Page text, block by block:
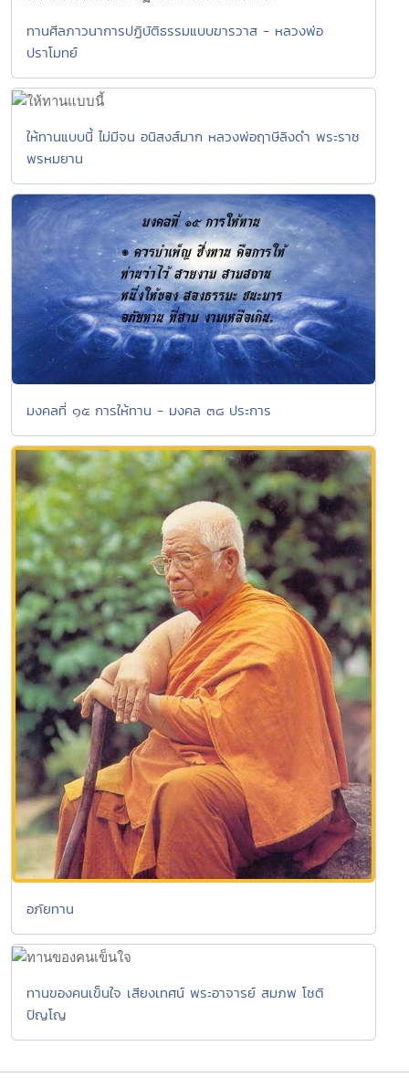
ทานศีลภาวนาการปฏิบัติธรรมแบบฆารวาส - หลวงพ่อ
ปราโมทย์
ให้ทานแบบนี้ ไม่มีจน อนิสงส์มาก หลวงพ่อฤาษีลิงดำ พระราช
พรหมยาน
มงคลที่ ๑๕ การให้ทาน - มงคล ๓๘ ประการ
อภัยทาน
ทานของคนเข็นใจ เสียงเทศน์ พระอาจารย์ สมภพ โชติ
ปัญโญ